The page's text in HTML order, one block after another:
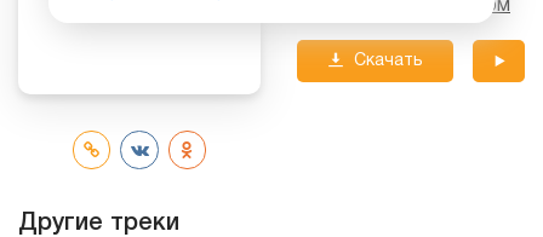
Новый Альбом
Скачать
Другие треки